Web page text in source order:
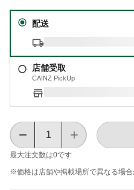
配送
店舗受取
CAINZ PickUp
最大注文数は0です
※価格は​店舗や​掲載場所で​異なる​場合